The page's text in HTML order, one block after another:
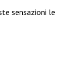
sensazioni le